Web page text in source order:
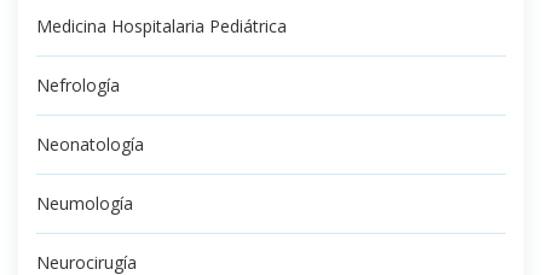
Medicina Hospitalaria Pediátrica
Nefrología
Neonatología
Neumología
Neurocirugía